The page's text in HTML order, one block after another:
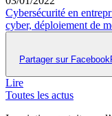
Cybersécurité en
cyber, déploiement de
Partager sur Facebook
Lire
Toutes les actus